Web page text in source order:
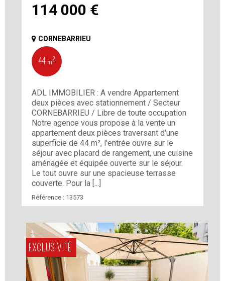
114 000 €
CORNEBARRIEU
44 m²
ADL IMMOBILIER : A vendre Appartement
deux pièces avec stationnement / Secteur
CORNEBARRIEU / Libre de toute occupation
Notre agence vous propose à la vente un
appartement deux pièces traversant d'une
superficie de 44 m², l'entrée ouvre sur le
séjour avec placard de rangement, une cuisine
aménagée et équipée ouverte sur le séjour.
Le tout ouvre sur une spacieuse terrasse
couverte. Pour la [...]
Référence : 13573
EXCLUSIVITÉ